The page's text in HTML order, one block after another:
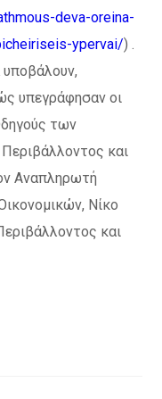
deva-oreina-
ypervai/) .
υποβάλουν,
υπεγράφησαν οι
των
και
Αναπληρωτή
Νίκο
και